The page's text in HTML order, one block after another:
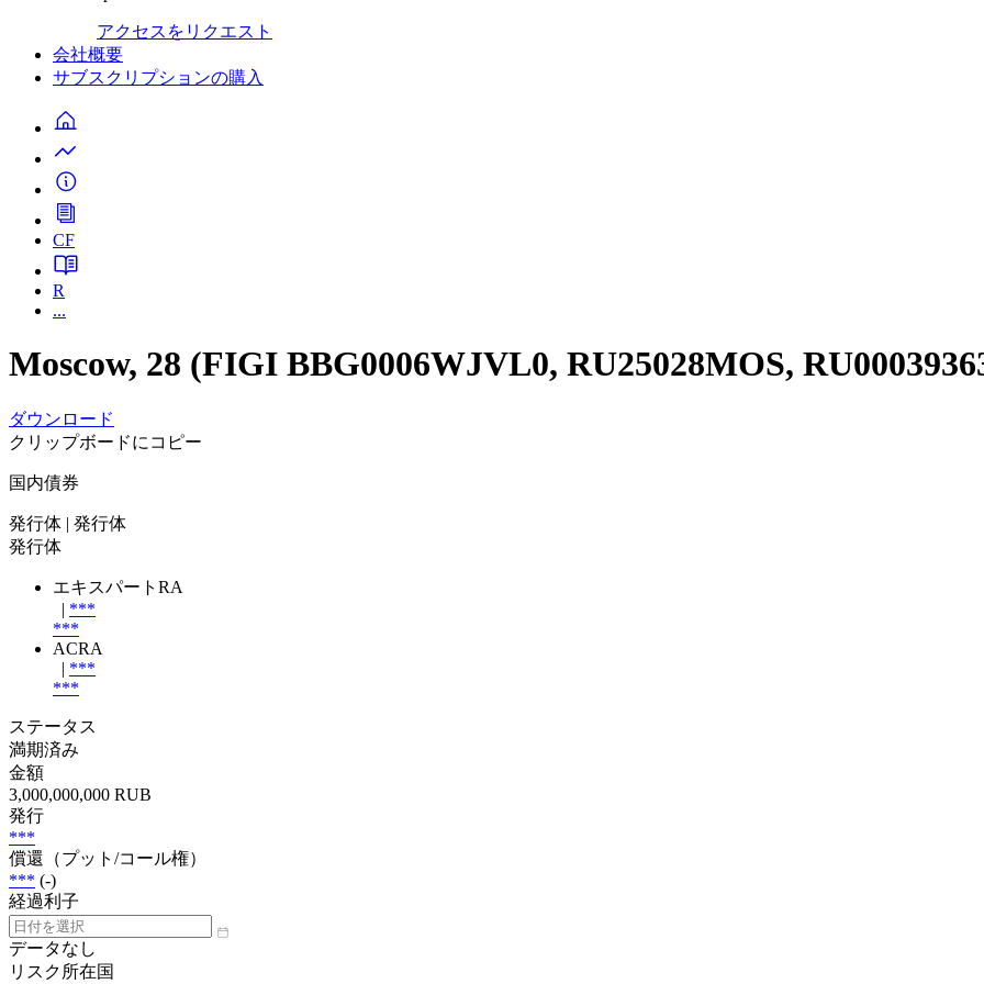
アクセスをリクエスト
会社概要
サブスクリプションの購入
CF
R
...
Moscow, 28 (FIGI BBG0006WJVL0, RU25028MOS,
ダウンロード
クリップボードにコピー
国内債券
発行体 | 発行体
発行体
エキスパートRA
| ***
***
ACRA
| ***
***
ステータス
満期済み
金額
3,000,000,000 RUB
発行
***
償還（プット/コール権）
*** (-)
経過利子
データなし
リスク所在国